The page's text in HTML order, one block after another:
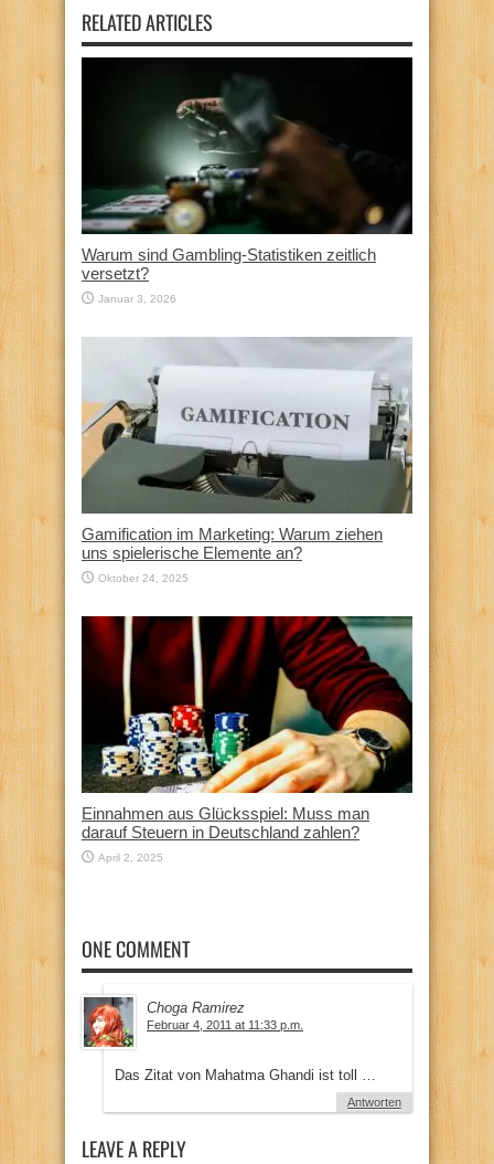
RELATED ARTICLES
Warum sind Gambling-Statistiken zeitlich
versetzt?
Januar 3, 2026
Gamification im Marketing: Warum ziehen
uns spielerische Elemente an?
Oktober 24, 2025
Einnahmen aus Glücksspiel: Muss man
darauf Steuern in Deutschland zahlen?
April 2, 2025
ONE COMMENT
Choga Ramirez
Februar 4, 2011 at 11:33 p.m.
Das Zitat von Mahatma Ghandi ist toll …
Antworten
LEAVE A REPLY